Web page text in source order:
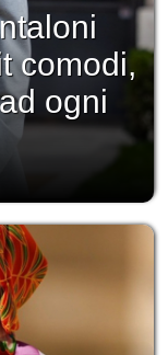
comodi,
ogni